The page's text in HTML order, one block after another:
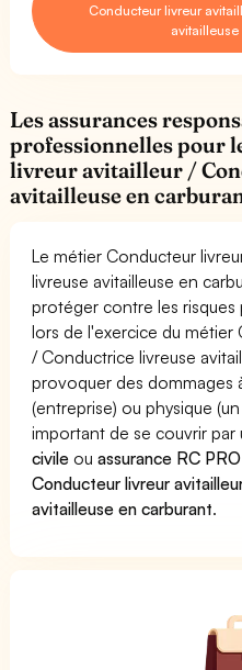
Conducteur livreur
Les assurances
professionnelles pour
livreur avitailleur /
avitailleuse en
Le métier Conducteur
livreuse avitailleuse en
protéger contre les
lors de l'exercice du métier
/ Conductrice livreuse
provoquer des dommages
(entreprise) ou physique
important de se couvrir
civile ouassurance RC
Conducteur livreur
avitailleuse en carburant.